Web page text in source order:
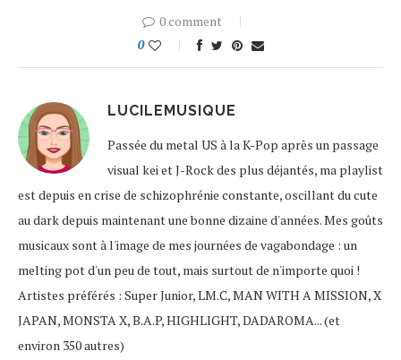
0 comment
0
LUCILEMUSIQUE
Passée du metal US à la K-Pop après un passage
visual kei et J-Rock des plus déjantés, ma playlist
est depuis en crise de schizophrénie constante, oscillant du cute
au dark depuis maintenant une bonne dizaine d'années. Mes goûts
musicaux sont à l'image de mes journées de vagabondage : un
melting pot d'un peu de tout, mais surtout de n'importe quoi !
Artistes préférés : Super Junior, LM.C, MAN WITH A MISSION, X
JAPAN, MONSTA X, B.A.P, HIGHLIGHT, DADAROMA... (et
environ 350 autres)